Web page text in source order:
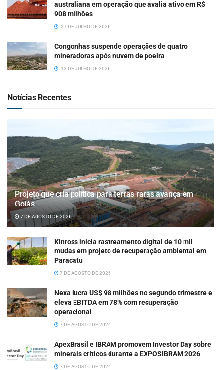
australiana em operação que avalia ativo em R$
908 milhões
27 DE JULHO DE 2026
Congonhas suspende operações de quatro
mineradoras após nuvem de poeira
13 DE JULHO DE 2026
Notícias Recentes
Projeto que cria política para terras raras avança em
Goiás
7 DE AGOSTO DE 2026
Kinross inicia rastreamento digital de 10 mil
mudas em projeto de recuperação ambiental em
Paracatu
7 DE AGOSTO DE 2026
Nexa lucra US$ 98 milhões no segundo trimestre e
eleva EBITDA em 78% com recuperação
operacional
7 DE AGOSTO DE 2026
ApexBrasil e IBRAM promovem Investor Day sobre
minerais críticos durante a EXPOSIBRAM 2026
7 DE AGOSTO DE 2026